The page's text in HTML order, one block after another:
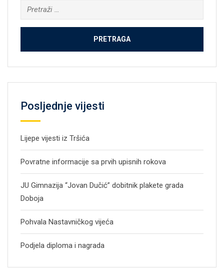
Pretraga:
Posljednje vijesti
Lijepe vijesti iz Tršića
Povratne informacije sa prvih upisnih rokova
JU Gimnazija “Jovan Dučić” dobitnik plakete grada
Doboja
Pohvala Nastavničkog vijeća
Podjela diploma i nagrada